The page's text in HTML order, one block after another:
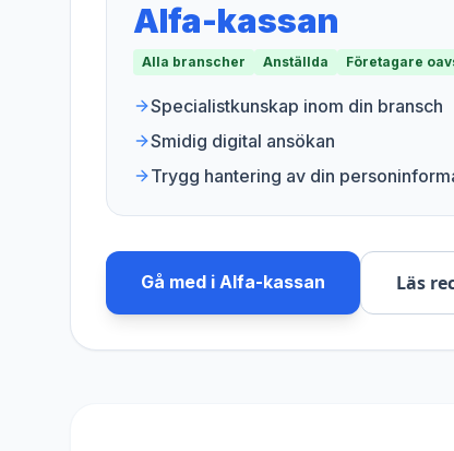
Alfa-kassan
Alla branscher Anställda Företagare
Specialistkunskap inom din bransch
Smidig digital ansökan
Trygg hantering av din
Gå med i Alfa-kassan Läs